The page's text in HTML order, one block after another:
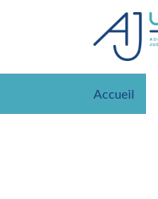
Accueil